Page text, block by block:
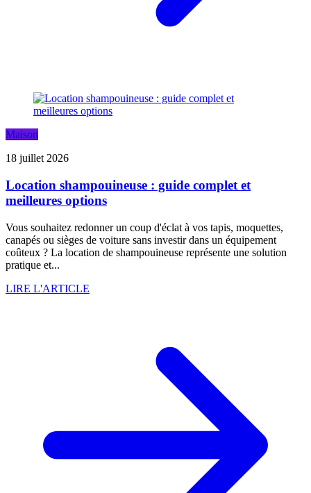
Maison
18 juillet 2026
Location shampouineuse : guide complet et
meilleures options
Vous souhaitez redonner un coup d'éclat à vos tapis, moquettes,
canapés ou sièges de voiture sans investir dans un équipement
coûteux ? La location de shampouineuse représente une solution
pratique et...
LIRE L'ARTICLE